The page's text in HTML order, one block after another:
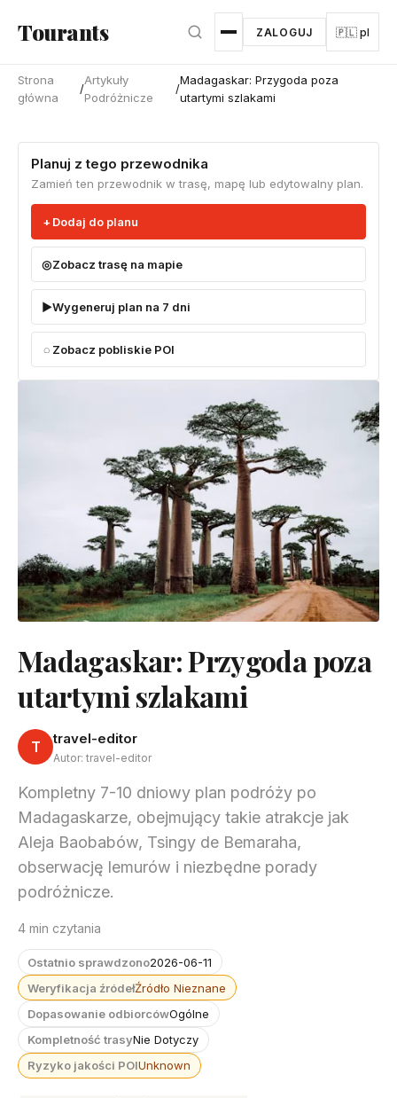
Tourants ZALOGUJ 🇵🇱 pl
Strona
główna
/
Artykuły
Podróżnicze
/
Madagaskar: Przygoda poza
utartymi szlakami
Planuj z tego przewodnika
Zamień ten przewodnik w trasę, mapę lub edytowalny plan.
Dodaj do planu
Zobacz trasę na mapie
Wygeneruj plan na 7 dni
Zobacz pobliskie POI
Madagaskar: Przygoda poza
utartymi szlakami
T travel-editor
Autor: travel-editor
Kompletny 7-10 dniowy plan podróży po
Madagaskarze, obejmujący takie atrakcje jak
Aleja Baobabów, Tsingy de Bemaraha,
obserwację lemurów i niezbędne porady
podróżnicze.
4 min czytania
Ostatnio sprawdzono2026-06-11
Weryfikacja źródełŹródło Nieznane
Dopasowanie odbiorcówOgólne
Kompletność trasyNie Dotyczy
Ryzyko jakości POIUnknown